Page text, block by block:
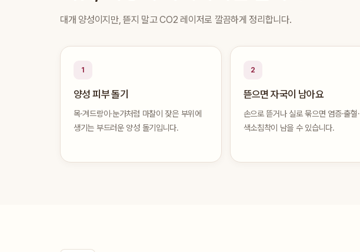
대개 양성이지만, 뜯지 말고 CO2 레이저로 깔끔하게 정리합니다.
1
양성 피부 돌기
목·겨드랑이·눈가처럼 마찰이 잦은 부위에
생기는 부드러운 양성 돌기입니다.
2
뜯으면 자국이 남아요
손으로 뜯거나 실로 묶으면 염증·출혈·
색소침착이 남을 수 있습니다.